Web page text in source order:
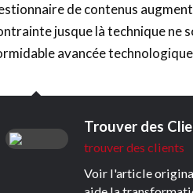
de contenus
jusque là technique ne
avancée
Trouver des
trouver des clients
Voir l'article